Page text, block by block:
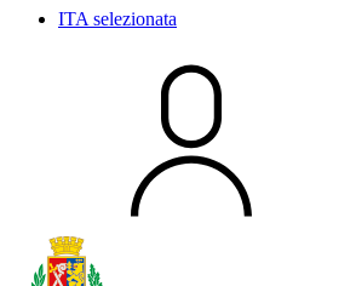
ITA selezionata